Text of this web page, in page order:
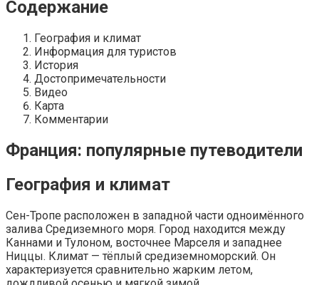
Содержание
География и климат
Информация для туристов
История
Достопримечательности
Видео
Карта
Комментарии
Франция: популярные путеводители
География и климат
Сен-Тропе расположен в западной части одноимённого
залива Средиземного моря. Город находится между
Каннами и Тулоном, восточнее Марселя и западнее
Ниццы. Климат — тёплый средиземноморский. Он
характеризуется сравнительно жарким летом,